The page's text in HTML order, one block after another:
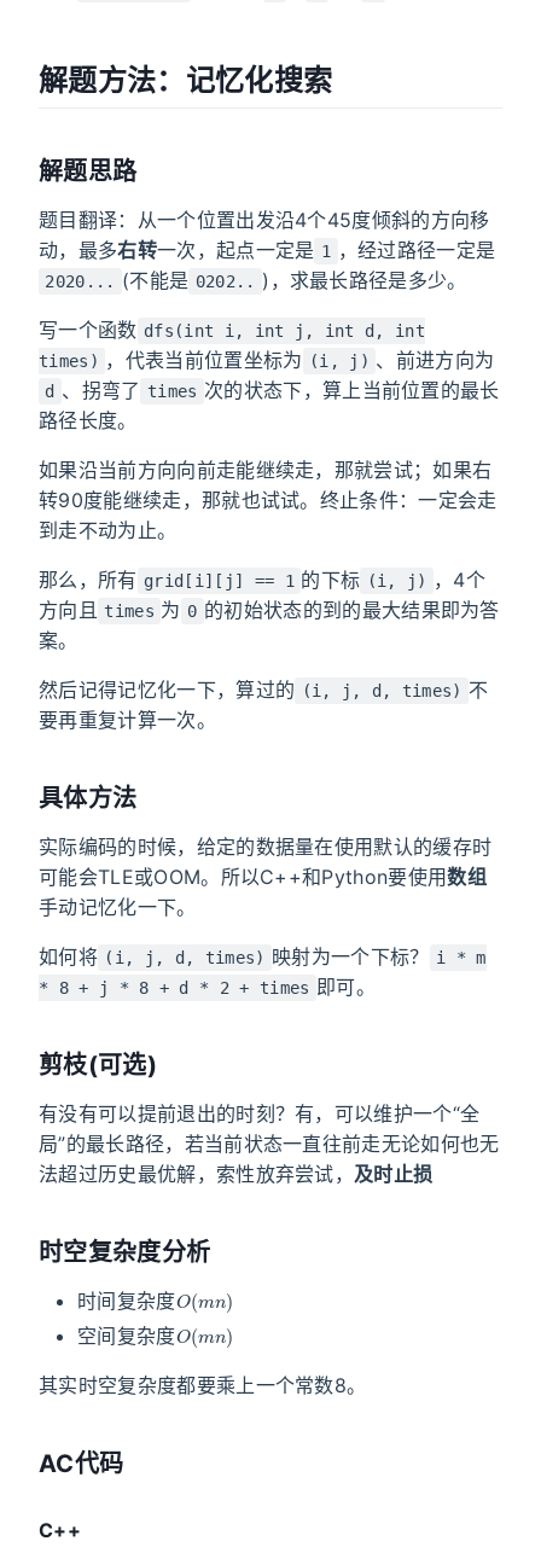
解题方法：记忆化搜索
解题思路
题目翻译：从一个位置出发沿4个45度倾斜的方向移
动，最多右转一次，起点一定是 1 ，经过路径一定是
2020... (不能是 0202.. )，求最长路径是多少。
写一个函数 dfs(int i, int j, int d, int
times) ，代表当前位置坐标为 (i, j) 、前进方向为
d 、拐弯了 times 次的状态下，算上当前位置的最长
路径长度。
如果沿当前方向向前走能继续走，那就尝试；如果右
转90度能继续走，那就也试试。终止条件：一定会走
到走不动为止。
那么，所有 grid[i][j] == 1 的下标 (i, j)
，4个
方向且 times 为 0 的初始状态的到的最大结果即为答
案。
然后记得记忆化一下，算过的 (i, j, d, times) 不
要再重复计算一次。
具体方法
实际编码的时候，给定的数据量在使用默认的缓存时
可能会TLE或OOM。所以C++和Python要使用数组
手动记忆化一下。
如何将 (i, j, d, times) 映射为一个下标？
i * m
* 8 + j * 8 + d * 2 + times 即可。
剪枝(可选)
有没有可以提前退出的时刻？有，可以维护一个“全
局”的最长路径，若当前状态一直往前走无论如何也无
法超过历史最优解，索性放弃尝试， 及时止损
时空复杂度分析
时间复杂度
空间复杂度
O (mn)
其实时空复杂度都要乘上一个常数8。
AC代码
C++